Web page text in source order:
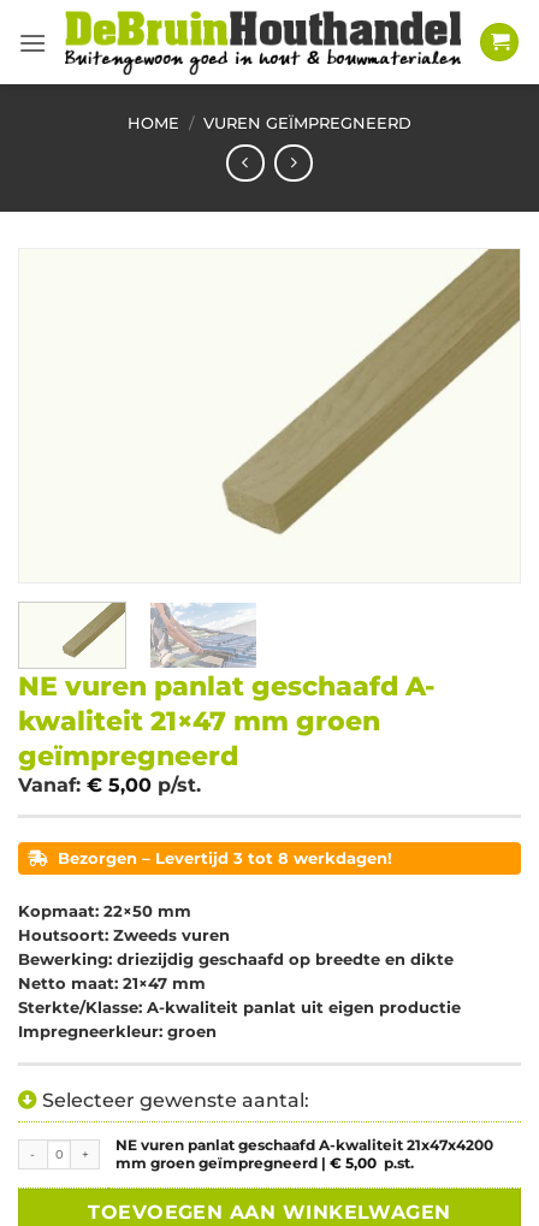
naar
HOME / VUREN GEÏMPREGNEERD
NE vuren panlat geschaafd A-
kwaliteit 21×47 mm groen
geïmpregneerd
Vanaf: € 5,00 p/st.
Bezorgen – Levertijd 3 tot 8 werkdagen!
Kopmaat: 22×50 mm
Houtsoort: Zweeds vuren
Bewerking: driezijdig geschaafd op breedte en dikte
Netto maat: 21×47 mm
Sterkte/Klasse: A-kwaliteit panlat uit eigen productie
Impregneerkleur: groen
Selecteer gewenste aantal:
NE vuren panlat geschaafd A-kwaliteit 21x47x4200 mm groen geïmpregneerd aantal
NE vuren panlat geschaafd A-kwaliteit 21x47x4200
mm groen geïmpregneerd |€ 5,00 p.st.
TOEVOEGEN AAN WINKELWAGEN